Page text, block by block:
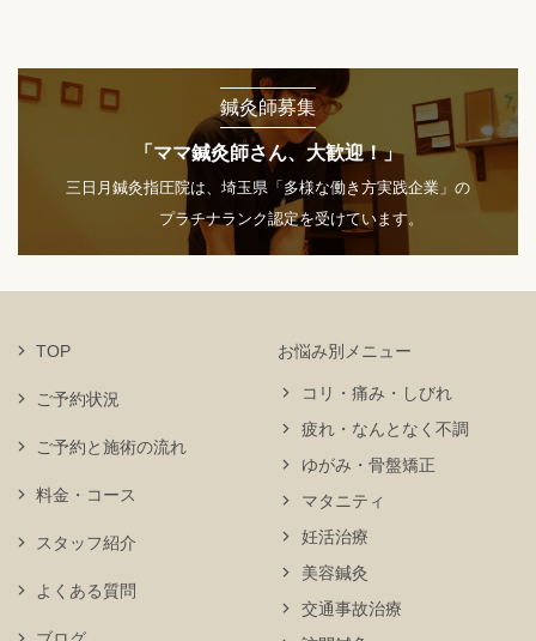
鍼灸師募集
「ママ鍼灸師さん、大歓迎！」
三日月鍼灸指圧院は、埼玉県「多様な働き方実践企業」の
プラチナランク認定を受けています。
TOP
ご予約状況
お悩み別メニュー
コリ・痛み・しびれ
疲れ・なんとなく不調
ゆがみ・骨盤矯正
マタニティ
妊活治療
美容鍼灸
交通事故治療
ご予約と施術の流れ
料金・コース
スタッフ紹介
よくある質問